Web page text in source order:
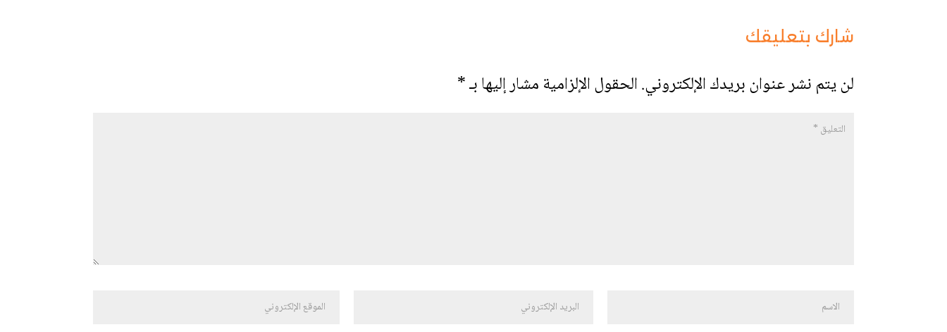
شارك بتعليقك
لن يتم نشر عنوان بريدك الإلكتروني.الحقول الإلزامية مشار إليها بـ*